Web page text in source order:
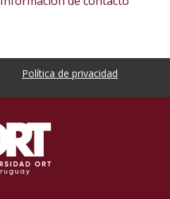
Política de privacidad